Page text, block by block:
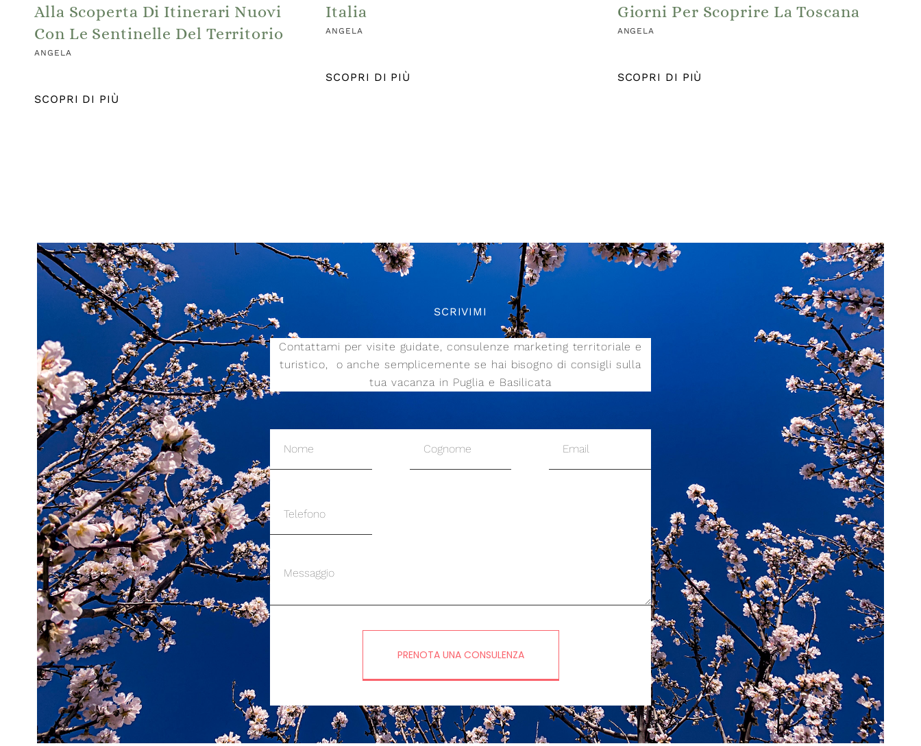
Alla Scoperta Di Itinerari Nuovi
Con Le Sentinelle Del Territorio
ANGELA
SCOPRI DI PIÙ
Italia
ANGELA
SCOPRI DI PIÙ
Giorni Per Scoprire La Toscana
ANGELA
SCOPRI DI PIÙ
SCRIVIMI
Contattami per visite guidate, consulenze marketing territoriale e
turistico, o anche semplicemente se hai bisogno di consigli sulla
tua vacanza in Puglia e Basilicata
PRENOTA UNA CONSULENZA